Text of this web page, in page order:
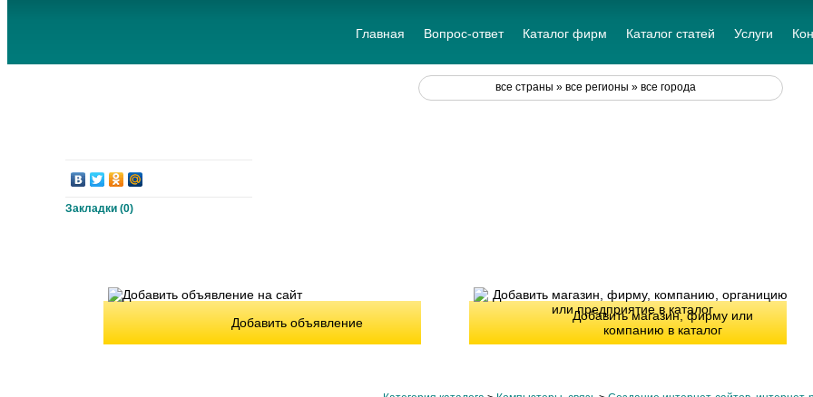
Главная Вопрос-ответ Каталог фирм Каталог статей Услуги
Закладки (0)
все страны » все регионы » все города
Добавить объявление
Добавить магазин, фирму или
компанию в каталог